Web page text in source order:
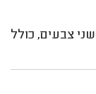
צבעים, כולל